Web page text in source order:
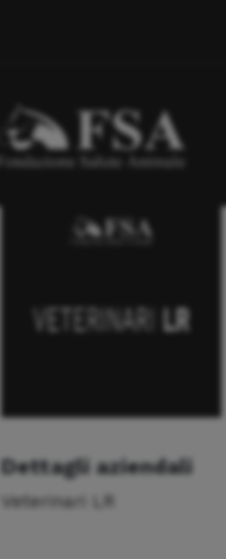
Lussazione rotula
Dott. CASADIO TOZZI
Dettagli aziendali
Veterinari LR